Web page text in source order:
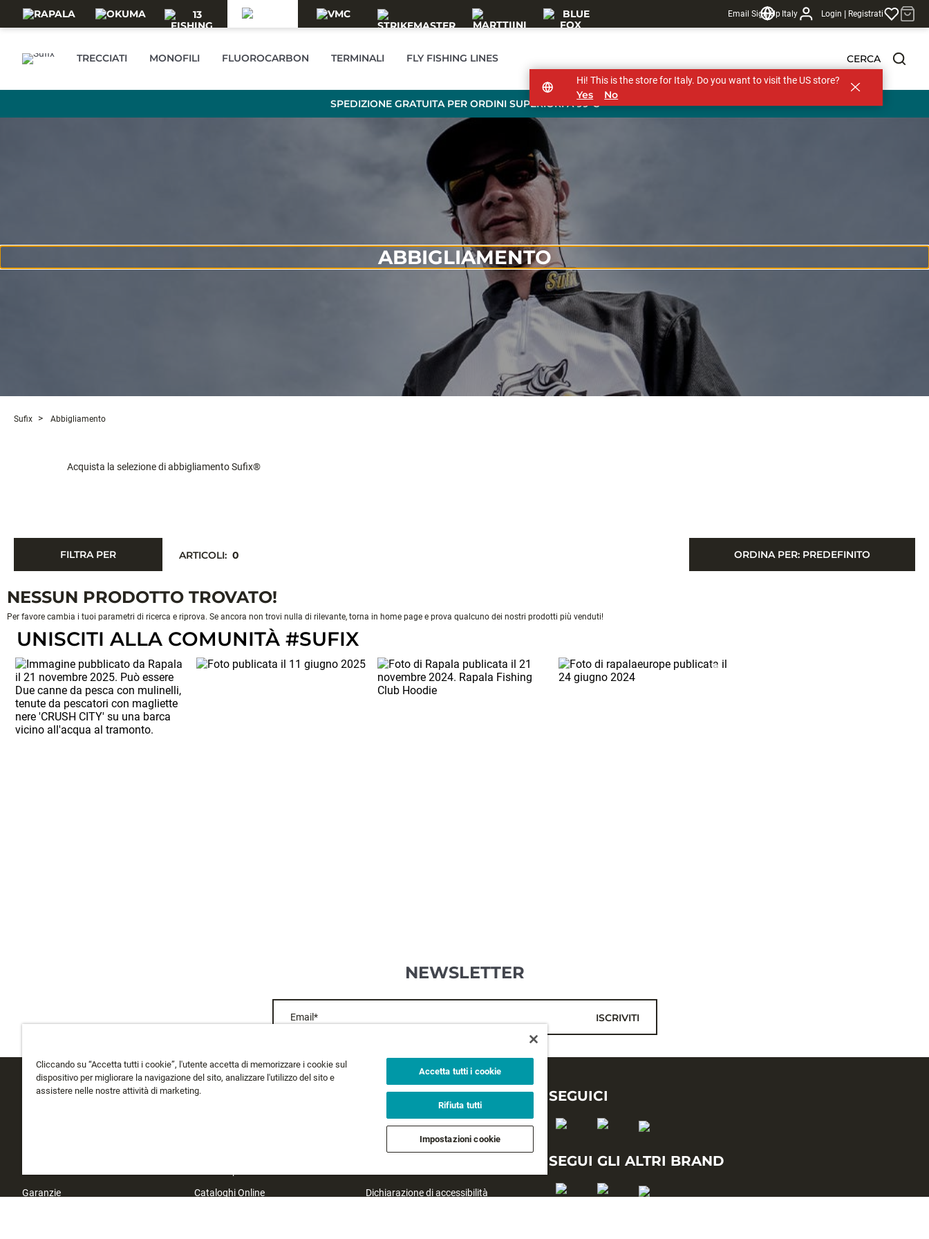
Email Sign Up Italy Login | Registrati
TRECCIATI MONOFILI FLUOROCARBON TERMINALI FLY FISHING LINES CERCA
SPEDIZIONE GRATUITA PER ORDINI SUPERIORI A 99 €
ABBIGLIAMENTO
Sufix Abbigliamento
Acquista la selezione di abbigliamento Sufix®
FILTRA PER ORDINA PER: PREDEFINITO
ARTICOLI: 0
NESSUN PRODOTTO TROVATO!
Per favore cambia i tuoi parametri di ricerca e riprova. Se ancora non trovi nulla di rilevante, torna in home page e prova qualcuno dei nostri prodotti più venduti!
UNISCITI ALLA COMUNITÀ #SUFIX
NEWSLETTER
Email* ISCRIVITI
ASSISTENZA CLIENTI
Garanzie
CHI SIAMO
Cataloghi Online
LEGALE
Privacy
Dichiarazione di accessibilità
SEGUICI
SEGUI GLI ALTRI BRAND
Hi! This is the store for Italy. Do you want to visit the US store?
Yes No
Cliccando su “Accetta tutti i cookie”, l'utente accetta di memorizzare i cookie sul
dispositivo per migliorare la navigazione del sito, analizzare l'utilizzo del sito e
assistere nelle nostre attività di marketing.
Accetta tutti i cookie
Rifiuta tutti
Impostazioni cookie